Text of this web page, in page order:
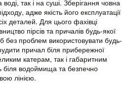
так і на суші. Зберігання човна
адже якість його експлуатації
деталей. Для цього фахівці
пірсів та причалів будь-якої
без проблем використовувати будь-
причал біля прибережної
катерам, так і габаритним
біля водоймища та безпечно
лінією.